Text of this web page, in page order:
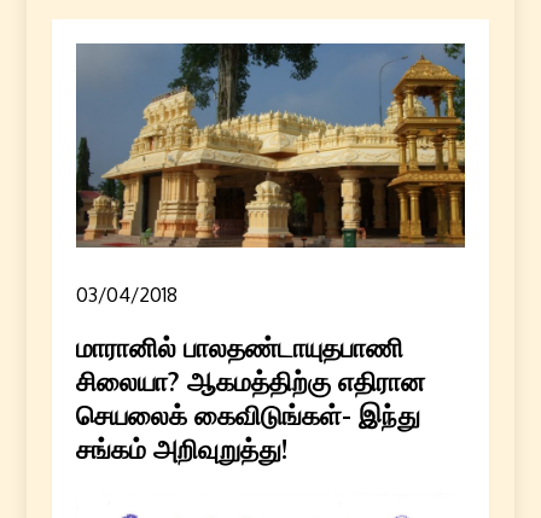
03/04/2018
மாரானில் பாலதண்டாயுதபாணி
சிலையா? ஆகமத்திற்கு எதிரான
செயலைக் கைவிடுங்கள்- இந்து
சங்கம் அறிவுறுத்து!